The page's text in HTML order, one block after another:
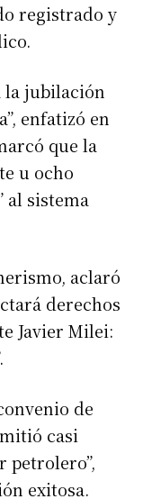
registrado y
la jubilación
enfatizó en
que la
u ocho
al sistema
aclaró
derechos
Javier Milei:
de
casi
petrolero”,
exitosa.